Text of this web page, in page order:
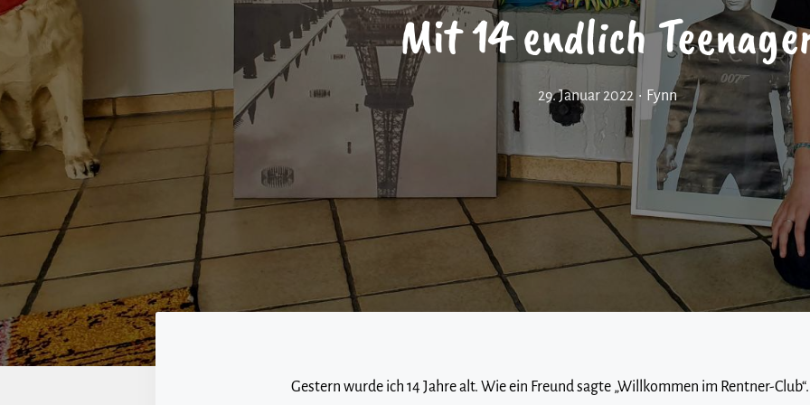
Mit 14 endlich
29. Januar 2022 • Fynn
Gestern wurde ich 14 Jahre alt. Wie ein Freund sagte „Willkommen im Rentner-Club“.